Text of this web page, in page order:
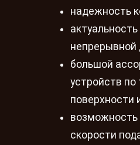
надежность
непрерывной
большой
устройств по
поверхности
возможность
скорости